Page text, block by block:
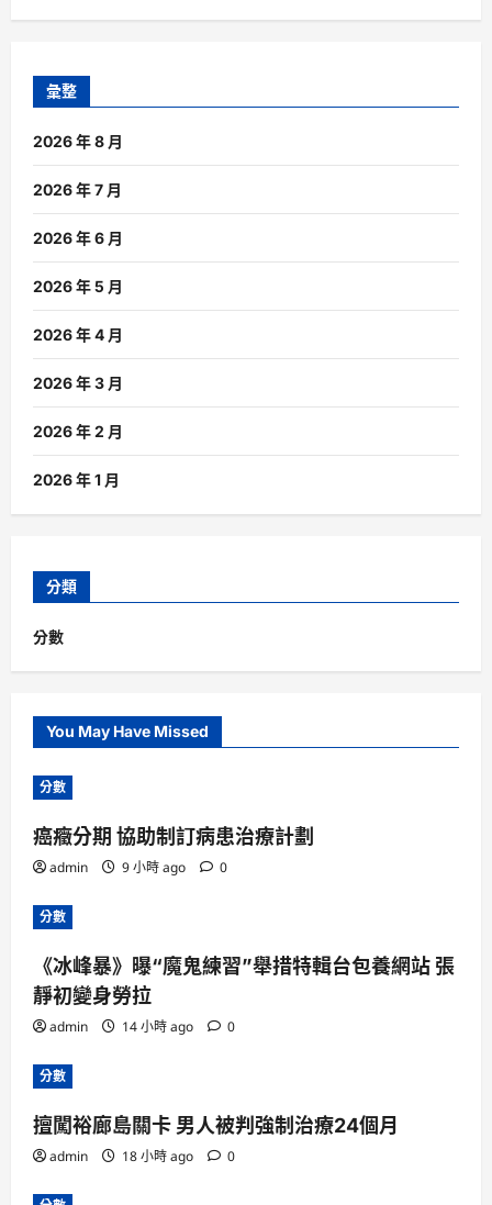
彙整
2026 年 8 月
2026 年 7 月
2026 年 6 月
2026 年 5 月
2026 年 4 月
2026 年 3 月
2026 年 2 月
2026 年 1 月
分類
分數
You May Have Missed
分數
癌癥分期 協助制訂病患治療計劃
admin 9 小時 ago 0
分數
《冰峰暴》曝“魔鬼練習”舉措特輯台包養網站 張
靜初變身勞拉
admin 14 小時 ago 0
分數
擅闖裕廊島關卡 男人被判強制治療24個月
admin 18 小時 ago 0